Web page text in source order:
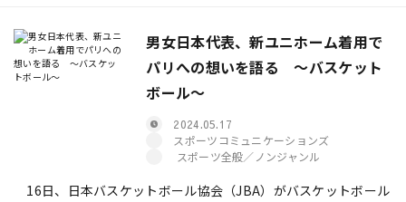
男女日本代表、新ユニホーム着用で
パリへの想いを語る ～バスケット
ボール～
2024.05.17
スポーツコミュニケーションズ
スポーツ全般／ノンジャンル
16日、日本バスケットボール協会（JBA）がバスケットボール